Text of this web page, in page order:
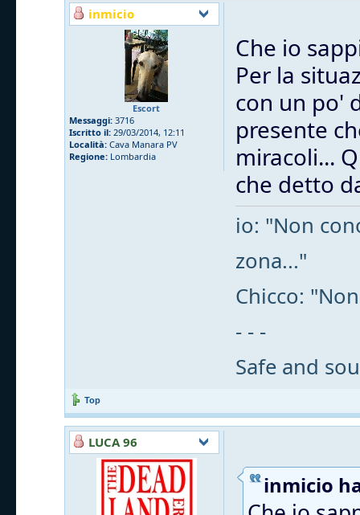
inmicio
Escort
Messaggi: 3716
Iscritto il: 29/03/2014, 12:11
Località: Cava Manara PV
Regione: Lombardia
Che io
Per la
con un po'
presente
miracoli...
che detto
io: "Non
zona..."
Chicco:
- - -
Safe and
Top
LUCA 96
inmicio